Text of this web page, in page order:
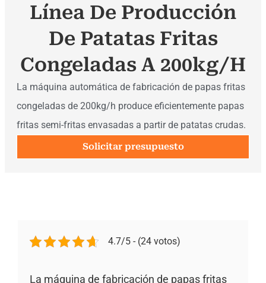
Línea De Producción
De Patatas Fritas
Congeladas A 200kg/h
La máquina automática de fabricación de papas fritas
congeladas de 200kg/h produce eficientemente papas
fritas semi-fritas envasadas a partir de patatas crudas.
Solicitar presupuesto
4.7/5 - (24 votos)
La máquina de fabricación de papas fritas